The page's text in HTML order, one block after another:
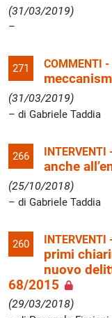
(31/03/2019)
271 COMMENTI -
(31/03/2019)
di Gabriele Taddia
266 INTERVENTI
anche
(25/10/2018)
di Gabriele Taddia
260 INTERVENTI
primi
nuovo
68/2015
(29/03/2018)